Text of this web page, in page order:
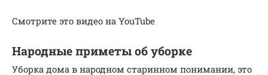
Смотрите это видео на YouTube
Народные приметы об уборке
Уборка дома в народном старинном понимании, это